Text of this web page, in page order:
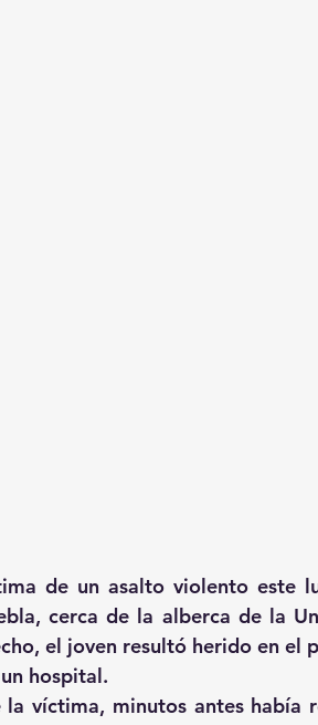
de un asalto violento este
cerca de la alberca de la
el joven resultó herido en el
hospital.
la víctima, minutos antes había